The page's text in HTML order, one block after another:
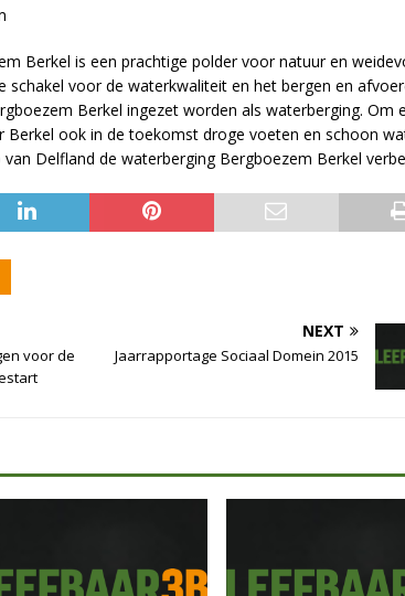
Berkel is een prachtige polder voor natuur en
schakel voor de waterkwaliteit en het bergen en
Berkel ingezet worden als waterberging. Om
Berkel ook in de toekomst droge voeten en schoon
Delfland de waterberging Bergboezem Berkel
voor de
NEXT
Jaarrapportage Sociaal Domein 2015